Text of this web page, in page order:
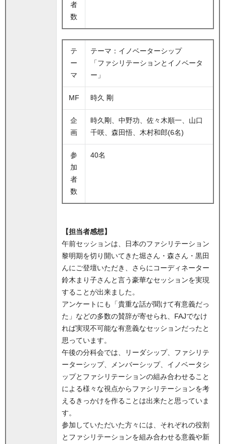
者
数
テ
ー
マ
テーマ：イノベーターシップ
「ファシリテーションとイノベータ
ー」
MF 時久 剛
企
画
時久剛、中野功、佐々木順一、山口
千咲、森田悟、木村和郎(6名)
参
加
者
数
40名
【担当者感想】
午前セッションは、日本のファシリテーション
黎明期を切り開いてきた堀さん・森さん・黒田
んにご登壇いただき、さらにコーディネーター
鈴木まり子さんと言う豪華なセッションを実現
することが出来ました。
アンケートにも「貴重な話が聞けて有意義だっ
た」などの多数の賛辞が寄せられ、FAJでなけ
れば実現不可能な有意義なセッションだったと
思っています。
午後の分科会では、リーダシップ、ファシリテ
ーターシップ、メンバーシップ、イノベータシ
ップとファシリテーションの組み合わせること
による様々な視点からファシリテーションを考
えるきっかけを作ることは出来たと思っていま
す。
参加していただいた方々には、それぞれの役割
とファシリテーションを組み合わせる意義や新